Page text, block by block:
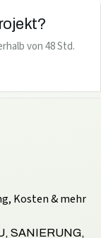
von 48 Std.
SANIERUNG,